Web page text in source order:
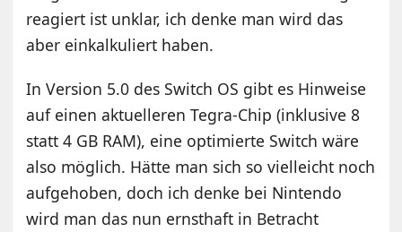
reagiert ist unklar, ich denke man wird das
aber einkalkuliert haben.
In Version 5.0 des Switch OS gibt es Hinweise
auf einen aktuelleren Tegra-Chip (inklusive 8
statt 4 GB RAM), eine optimierte Switch wäre
also möglich. Hätte man sich so vielleicht noch
aufgehoben, doch ich denke bei Nintendo
wird man das nun ernsthaft in Betracht